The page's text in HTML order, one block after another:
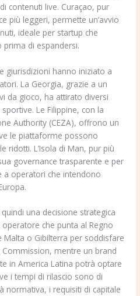
contenuti live. Curaçao, pur
più leggeri, permette un’avvio
ideale per startup che
di espandersi.
giurisdizioni hanno iniziato a
La Georgia, grazie a un
da gioco, ha attirato diversi
Le Filippine, con la
Authority (CEZA), offrono un
le piattaforme possono
ridotti. L’Isola di Man, pur più
governance trasparente e per
a operatori che intendono
una decisione strategica
che punta al Regno
Malta o Gibilterra per soddisfare
Commission, mentre un brand
in America Latina potrà optare
i tempi di rilascio sono di
normativa, i requisiti di capitale